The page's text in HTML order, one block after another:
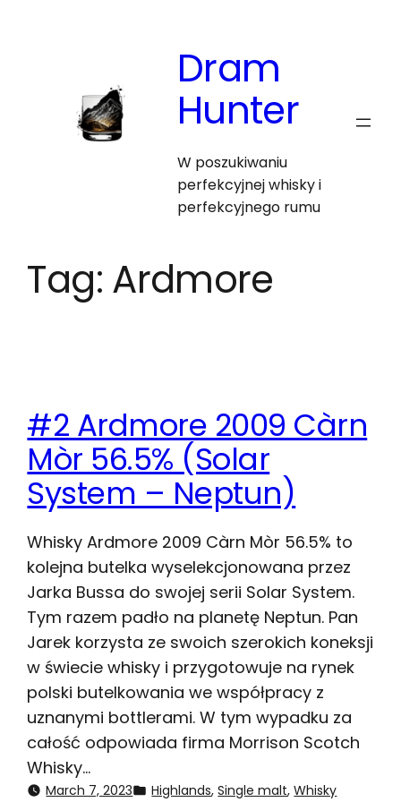
Dram
Hunter
W poszukiwaniu
perfekcyjnej whisky i
perfekcyjnego rumu
Tag: Ardmore
#2 Ardmore 2009 Càrn
Mòr 56.5% (Solar
System – Neptun)
Whisky Ardmore 2009 Càrn Mòr 56.5% to
kolejna butelka wyselekcjonowana przez
Jarka Bussa do swojej serii Solar System.
Tym razem padło na planetę Neptun. Pan
Jarek korzysta ze swoich szerokich koneksji
w świecie whisky i przygotowuje na rynek
polski butelkowania we współpracy z
uznanymi bottlerami. W tym wypadku za
całość odpowiada firma Morrison Scotch
Whisky…
March 7, 2023 Highlands, Single malt, Whisky